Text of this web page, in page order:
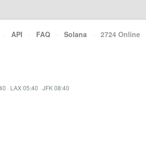
· API · FAQ · Solana · 2724 Online
· LAX 05:40 · JFK 08:40